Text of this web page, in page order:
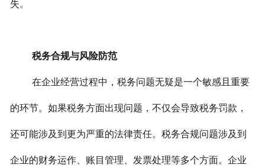
失。
税务合规与风险防范
在企业经营过程中，税务问题无疑是一个敏感且重要
的环节。如果税务方面出现问题，不仅会导致税务罚款，
还可能涉及到更为严重的法律责任。税务合规问题涉及到
企业的财务运作、账目管理、发票处理等多个方面。企业